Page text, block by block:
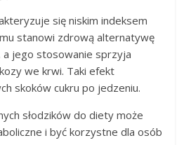
się niskim indeksem
stanowi zdrową alternatywę
a jego stosowanie sprzyja
we krwi. Taki efekt
skoków cukru po jedzeniu.
słodzików do diety może
i być korzystne dla osób